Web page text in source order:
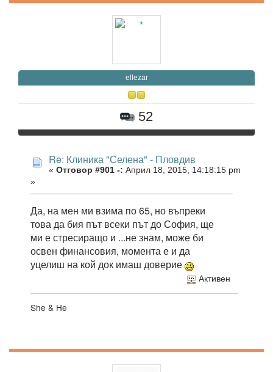
ellezar
52
Re: Клиника "Селена" - Пловдив
« Отговор #901 -: Април 18, 2015, 14:18:15 pm
»
Да, на мен ми взима по 65, но въпреки
това да бия път всеки път до София, ще
ми е стресиращо и ...не знам, може би
освен финансовия, момента е и да
уцелиш на кой док имаш доверие
Активен
She & He